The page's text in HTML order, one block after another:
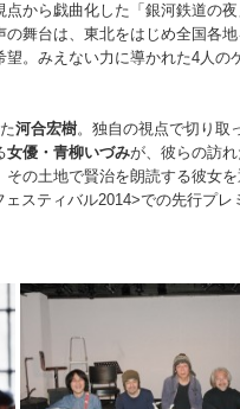
から戯曲化した「銀河鉄道の
の舞台は、東北をはじめ全国各
。みえない力に導かれた4人
河合宏樹。独自の視点で切り取
女優・青柳いづみが、彼らの訪
の土地で賢治を朗読する彼女
スティバル2014>での先行プ